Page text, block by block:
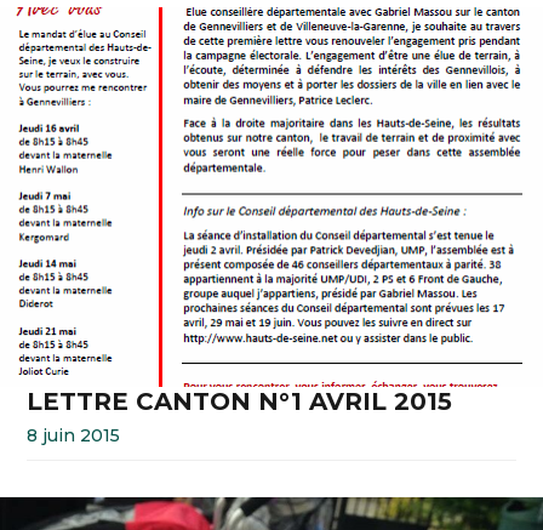
LETTRE CANTON N°1 AVRIL 2015
8 juin 2015